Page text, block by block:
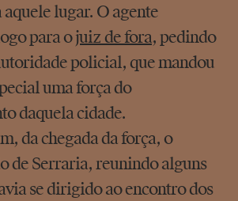
lugar. O agente
para ojuiz de fora, pedindo
policial, que mandou
uma força do
daquela cidade.
da chegada da força, o
de Serraria, reunindo alguns
se dirigido ao encontro dos